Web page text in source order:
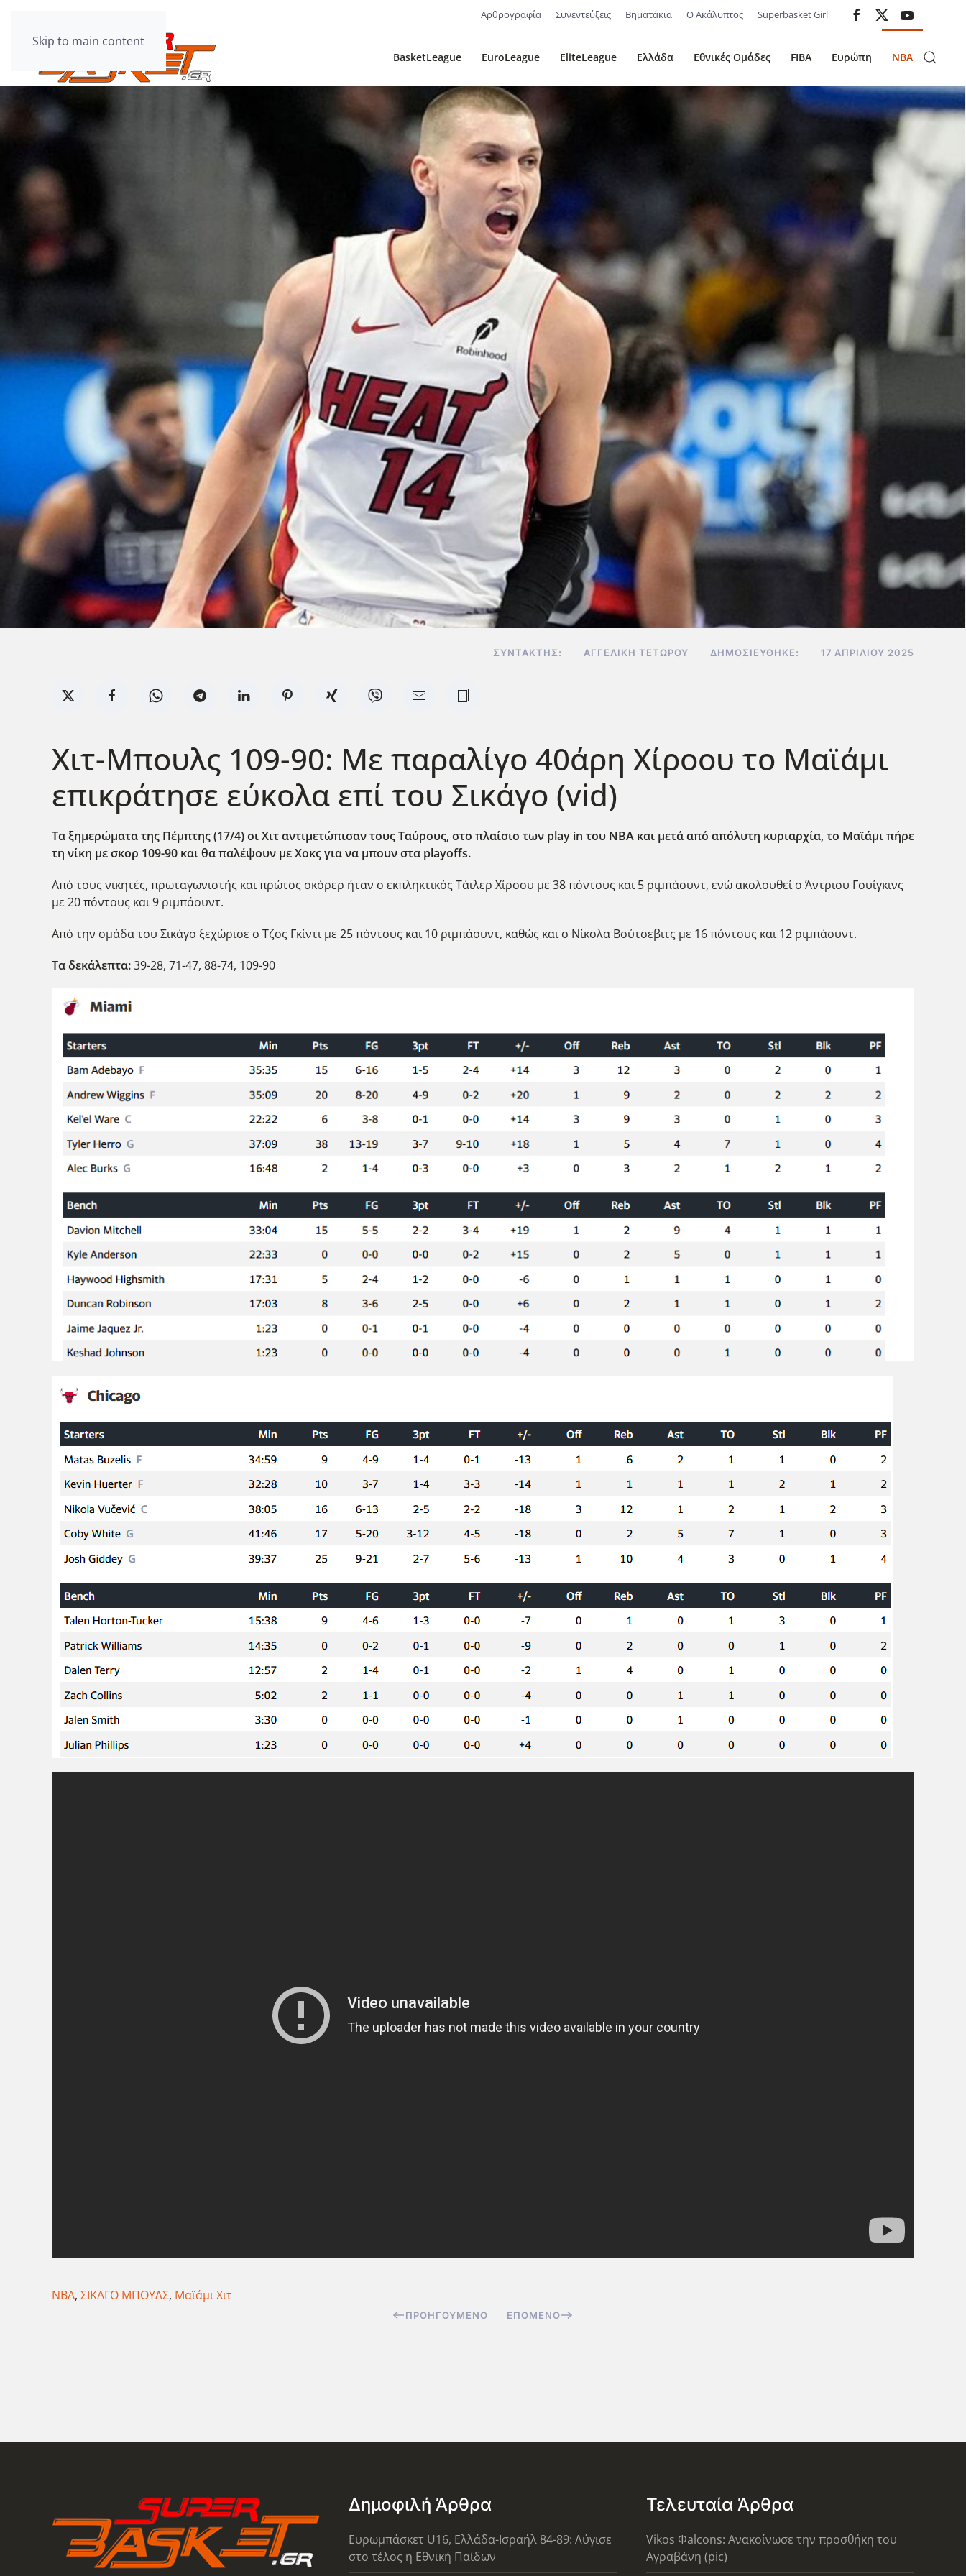
Skip to main content
Αρθρογραφία Συνεντεύξεις Βηματάκια Ο Ακάλυπτος Superbasket Girl
BasketLeague EuroLeague EliteLeague Ελλάδα Εθνικές Ομάδες FIBA Ευρώπη NBA
ΣΥΝΤΆΚΤΗΣ: ΑΓΓΕΛΙΚΉ ΤΕΤΏΡΟΥ ΔΗΜΟΣΙΕΎΘΗΚΕ: 17 ΑΠΡΙΛΊΟΥ 2025
Χιτ-Μπουλς 109-90: Με παραλίγο 40άρη Χίροου το Μαϊάμι
επικράτησε εύκολα επί του Σικάγο (vid)
Tα ξημερώματα της Πέμπτης (17/4) οι Χιτ αντιμετώπισαν τους Ταύρους, στο πλαίσιο των play in του ΝΒΑ και μετά από απόλυτη κυριαρχία, το Μαϊάμι πήρε
τη νίκη με σκορ 109-90 και θα παλέψουν με Χοκς για να μπουν στα playoffs.
Από τους νικητές, πρωταγωνιστής και πρώτος σκόρερ ήταν ο εκπληκτικός Τάιλερ Χίροου με 38 πόντους και 5 ριμπάουντ, ενώ ακολουθεί ο Άντριου Γουίγκινς
με 20 πόντους και 9 ριμπάουντ.
Από την ομάδα του Σικάγο ξεχώρισε ο Τζος Γκίντι με 25 πόντους και 10 ριμπάουντ, καθώς και ο Νίκολα Βούτσεβιτς με 16 πόντους και 12 ριμπάουντ.
Τα δεκάλεπτα:39-28, 71-47, 88-74, 109-90
ΝΒΑ, ΣΙΚΑΓΟ ΜΠΟΥΛΣ, Μαϊάμι Χιτ
ΠΡΟΗΓΟΎΜΕΝΟ ΕΠΌΜΕΝΟ
Δημοφιλή Άρθρα
Ευρωμπάσκετ U16, Ελλάδα-Ισραήλ 84-89: Λύγισε
στο τέλος η Εθνική Παίδων
Τελευταία Άρθρα
Vikos Φalcons: Ανακοίνωσε την προσθήκη του
Αγραβάνη (pic)